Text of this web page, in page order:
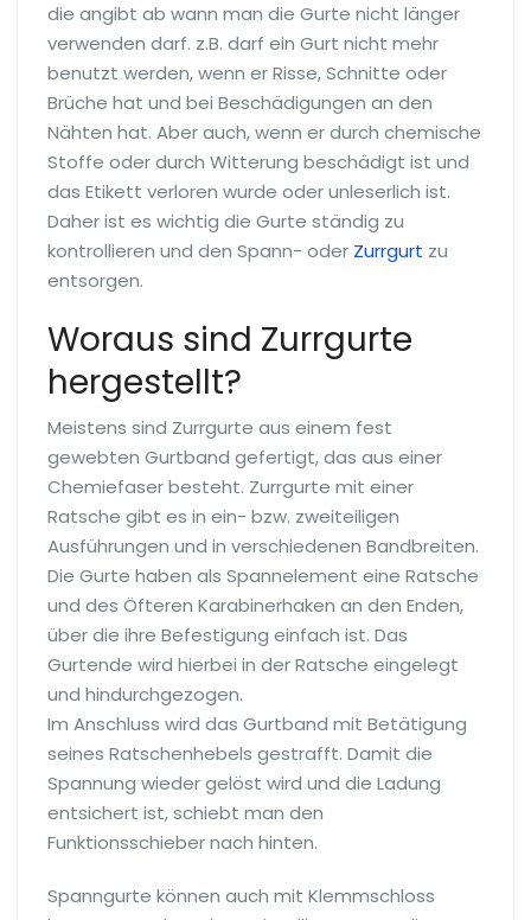
die angibt ab wann man die Gurte nicht länger
verwenden darf. z.B. darf ein Gurt nicht mehr
benutzt werden, wenn er Risse, Schnitte oder
Brüche hat und bei Beschädigungen an den
Nähten hat. Aber auch, wenn er durch chemische
Stoffe oder durch Witterung beschädigt ist und
das Etikett verloren wurde oder unleserlich ist.
Daher ist es wichtig die Gurte ständig zu
kontrollieren und den Spann- oder Zurrgurt zu
entsorgen.
Woraus sind Zurrgurte
hergestellt?
Meistens sind Zurrgurte aus einem fest
gewebten Gurtband gefertigt, das aus einer
Chemiefaser besteht. Zurrgurte mit einer
Ratsche gibt es in ein- bzw. zweiteiligen
Ausführungen und in verschiedenen Bandbreiten.
Die Gurte haben als Spannelement eine Ratsche
und des Öfteren Karabinerhaken an den Enden,
über die ihre Befestigung einfach ist. Das
Gurtende wird hierbei in der Ratsche eingelegt
und hindurchgezogen.
Im Anschluss wird das Gurtband mit Betätigung
seines Ratschenhebels gestrafft. Damit die
Spannung wieder gelöst wird und die Ladung
entsichert ist, schiebt man den
Funktionsschieber nach hinten.
Spanngurte können auch mit Klemmschloss